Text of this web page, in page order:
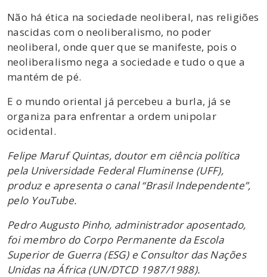
Não há ética na sociedade neoliberal, nas religiões
nascidas com o neoliberalismo, no poder
neoliberal, onde quer que se manifeste, pois o
neoliberalismo nega a sociedade e tudo o que a
mantém de pé.
E o mundo oriental já percebeu a burla, já se
organiza para enfrentar a ordem unipolar
ocidental.
Felipe Maruf Quintas, doutor em ciência política
pela Universidade Federal Fluminense (UFF),
produz e apresenta o canal “Brasil Independente”,
pelo YouTube.
Pedro Augusto Pinho, administrador aposentado,
foi membro do Corpo Permanente da Escola
Superior de Guerra (ESG) e Consultor das Nações
Unidas na África (UN/DTCD 1987/1988).